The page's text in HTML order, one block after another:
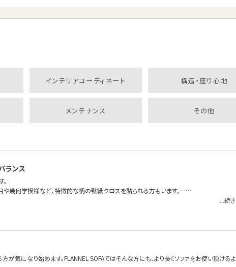
インテリアコーディネート 構造・座り心地
メンテナンス その他
ランス
や幾何学模様など、特徴的な柄の壁紙クロスを貼られる方もいます。……
...続
が気になり始めます。FLANNEL SOFAではそんな方にも、より長くソファをお使い頂けるよ